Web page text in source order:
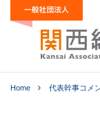
Home 代表幹事コメ